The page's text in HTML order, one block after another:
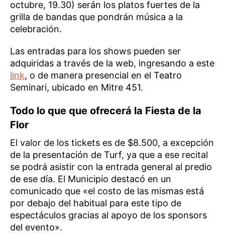
octubre, 19.30) serán los platos fuertes de la
grilla de bandas que pondrán música a la
celebración.
Las entradas para los shows pueden ser
adquiridas a través de la web, ingresando a este
link, o de manera presencial en el Teatro
Seminari, ubicado en Mitre 451.
Todo lo que que ofrecerá la Fiesta de la
Flor
El valor de los tickets es de $8.500, a excepción
de la presentación de Turf, ya que a ese recital
se podrá asistir con la entrada general al predio
de ese día. El Municipio destacó en un
comunicado que «el costo de las mismas está
por debajo del habitual para este tipo de
espectáculos gracias al apoyo de los sponsors
del evento».